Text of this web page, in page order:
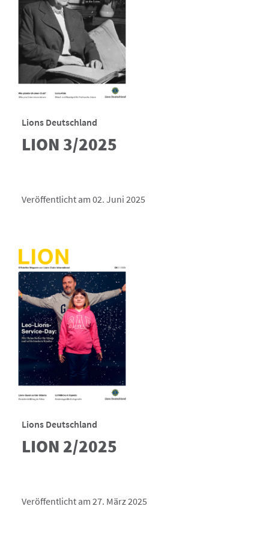
Lions Deutschland
LION 3/2025
Veröffentlicht am 02. Juni 2025
Lions Deutschland
LION 2/2025
Veröffentlicht am 27. März 2025